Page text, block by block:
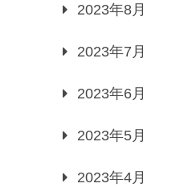
2023年8月
2023年7月
2023年6月
2023年5月
2023年4月